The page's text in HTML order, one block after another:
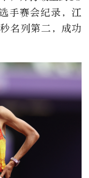
手赛会纪录，江
名列第二，成功